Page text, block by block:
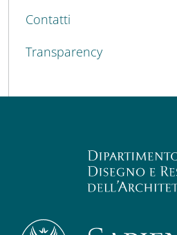
Contatti
Transparency